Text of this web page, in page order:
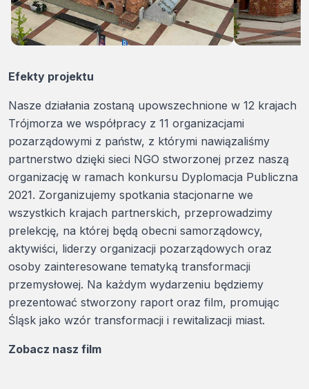
Efekty projektu
Nasze działania zostaną upowszechnione w 12 krajach
Trójmorza we współpracy z 11 organizacjami
pozarządowymi z państw, z którymi nawiązaliśmy
partnerstwo dzięki sieci NGO stworzonej przez naszą
organizację w ramach konkursu Dyplomacja Publiczna
2021. Zorganizujemy spotkania stacjonarne we
wszystkich krajach partnerskich, przeprowadzimy
prelekcję, na której będą obecni samorządowcy,
aktywiści, liderzy organizacji pozarządowych oraz
osoby zainteresowane tematyką transformacji
przemysłowej. Na każdym wydarzeniu będziemy
prezentować stworzony raport oraz film, promując
Śląsk jako wzór transformacji i rewitalizacji miast.
Zobacz nasz film